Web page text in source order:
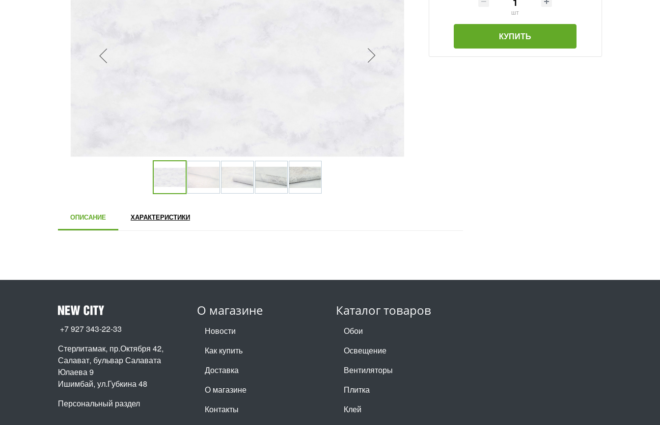
шт
КУПИТЬ
ОПИСАНИЕ ХАРАКТЕРИСТИКИ
О магазине
Новости
Как купить
Доставка
О магазине
Контакты
Каталог товаров
Обои
Освещение
Вентиляторы
Плитка
Клей
+7 927 343-22-33
Стерлитамак, пр.Октября 42,
Салават, бульвар Салавата
Юлаева 9
Ишимбай, ул.Губкина 48
Персональный раздел